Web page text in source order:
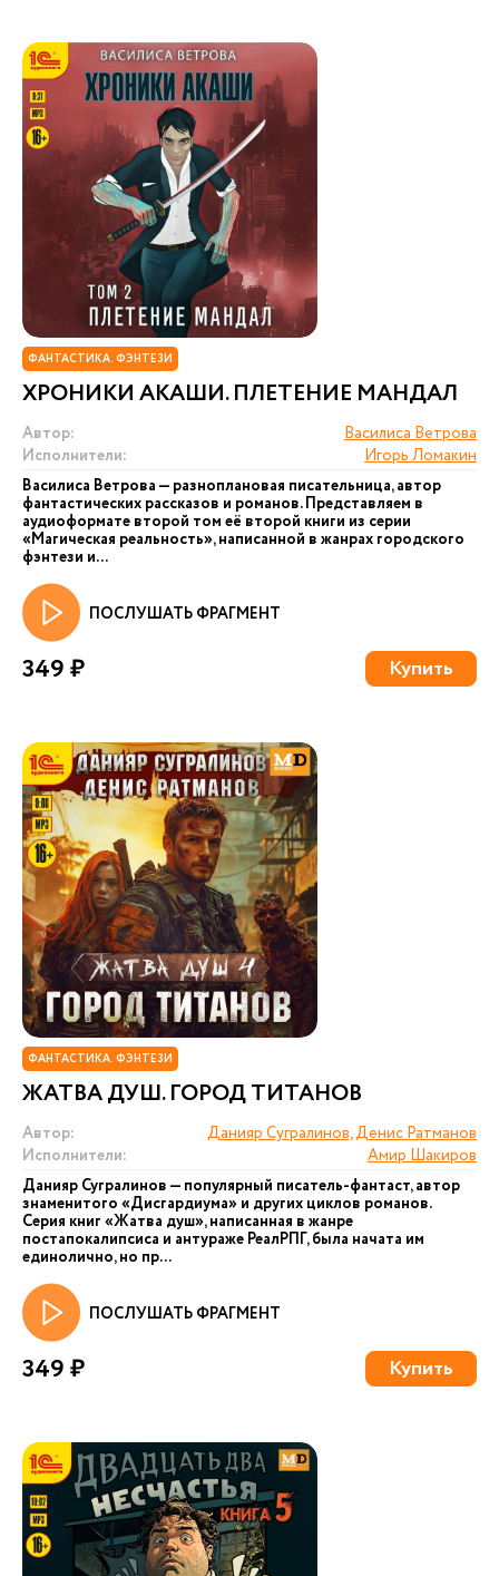
ФАНТАСТИКА. ФЭНТЕЗИ
ХРОНИКИ АКАШИ. ПЛЕТЕНИЕ МАНДАЛ
Автор:
Василиса Ветрова
Исполнители:
Игорь Ломакин
Василиса Ветрова — разноплановая писательница, автор
фантастических рассказов и романов. Представляем в
аудиоформате второй том её второй книги из серии
«Магическая реальность», написанной в жанрах городского
фэнтези и...
ПОСЛУШАТЬ ФРАГМЕНТ
349 ₽ Купить
ФАНТАСТИКА. ФЭНТЕЗИ
ЖАТВА ДУШ. ГОРОД ТИТАНОВ
Автор:
Данияр Сугралинов, Денис Ратманов
Исполнители:
Амир Шакиров
Данияр Сугралинов — популярный писатель-фантаст, автор
знаменитого «Дисгардиума» и других циклов романов.
Серия книг «Жатва душ», написанная в жанре
постапокалипсиса и антураже РеалРПГ, была начата им
единолично, но пр...
ПОСЛУШАТЬ ФРАГМЕНТ
349 ₽ Купить